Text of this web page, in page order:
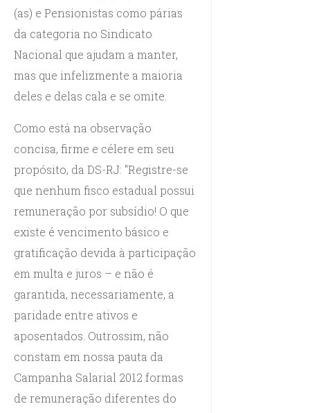
(as) e Pensionistas como párias
da categoria no Sindicato
Nacional que ajudam a manter,
mas que infelizmente a maioria
deles e delas cala e se omite.
Como está na observação
concisa, firme e célere em seu
propósito, da DS-RJ: "Registre-se
que nenhum fisco estadual possui
remuneração por subsídio! O que
existe é vencimento básico e
gratificação devida à participação
em multa e juros – e não é
garantida, necessariamente, a
paridade entre ativos e
aposentados. Outrossim, não
constam em nossa pauta da
Campanha Salarial 2012 formas
de remuneração diferentes do